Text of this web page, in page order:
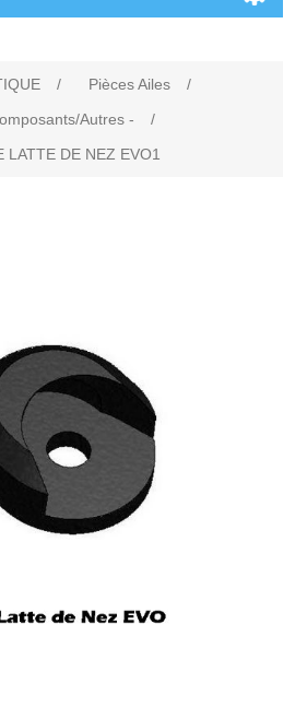
/ Pièces Ailes
/
Autres -
/
LATTE DE NEZ EVO1